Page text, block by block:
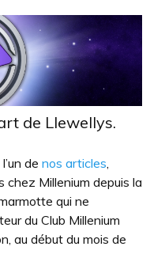
de Llewellys.
de nos articles
Millenium depuis la
qui ne
du Club Millenium
au début du mois de